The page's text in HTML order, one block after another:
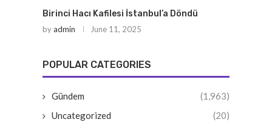
Birinci Hacı Kafilesi İstanbul’a Döndü
byadmin June 11, 2025
POPULAR CATEGORIES
Gündem
(1,963)
Uncategorized
(20)